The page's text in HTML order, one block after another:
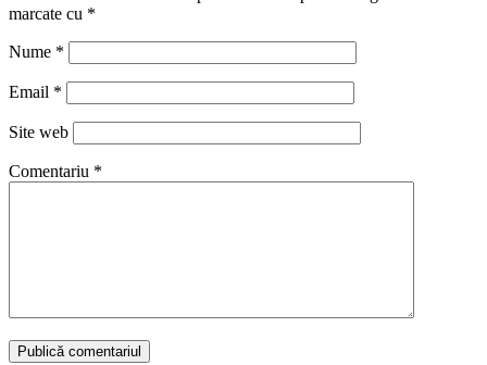
marcate cu *
Nume *
Email *
Site web
Comentariu *